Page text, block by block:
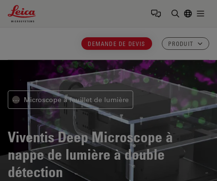
Leica Microsystems Logo
DEMANDE DE DEVIS PRODUIT
⋯ Microscope à feuillet de lumière
Viventis DeepMicroscope à
nappe de lumière à double
détection